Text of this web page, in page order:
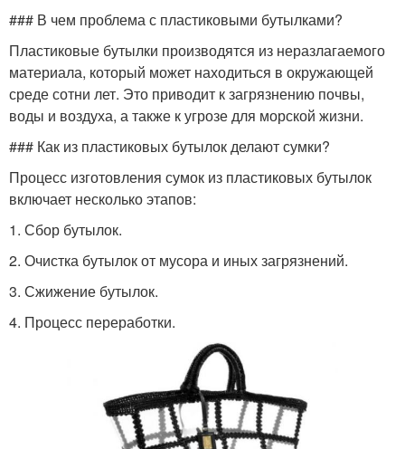
### В чем проблема с пластиковыми бутылками?
Пластиковые бутылки производятся из неразлагаемого
материала, который может находиться в окружающей
среде сотни лет. Это приводит к загрязнению почвы,
воды и воздуха, а также к угрозе для морской жизни.
### Как из пластиковых бутылок делают сумки?
Процесс изготовления сумок из пластиковых бутылок
включает несколько этапов:
1. Сбор бутылок.
2. Очистка бутылок от мусора и иных загрязнений.
3. Сжижение бутылок.
4. Процесс переработки.